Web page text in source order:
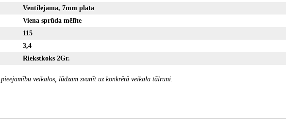
Ventilējama, 7mm plata
Viena sprūda mēlīte
115
3,4
Riekstkoks 2Gr.
veikalos, lūdzam zvanīt uz konkrētā veikala tālruni.